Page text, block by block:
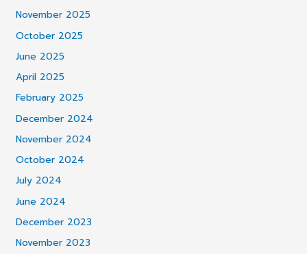
November 2025
October 2025
June 2025
April 2025
February 2025
December 2024
November 2024
October 2024
July 2024
June 2024
December 2023
November 2023